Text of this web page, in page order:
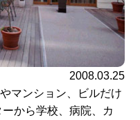
2008.03.25
マンション、ビルだけ
から学校、病院、カ